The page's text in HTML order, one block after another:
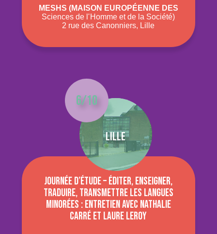
Meshs (Maison Européenne des
Sciences de l' Homme et de la Société)
2 rue des Canonniers, Lille
6/10
Lille
Journée d’étude – Éditer, enseigner,
traduire, transmettre les langues
minorées : entretien avec Nathalie
Carré et Laure Leroy